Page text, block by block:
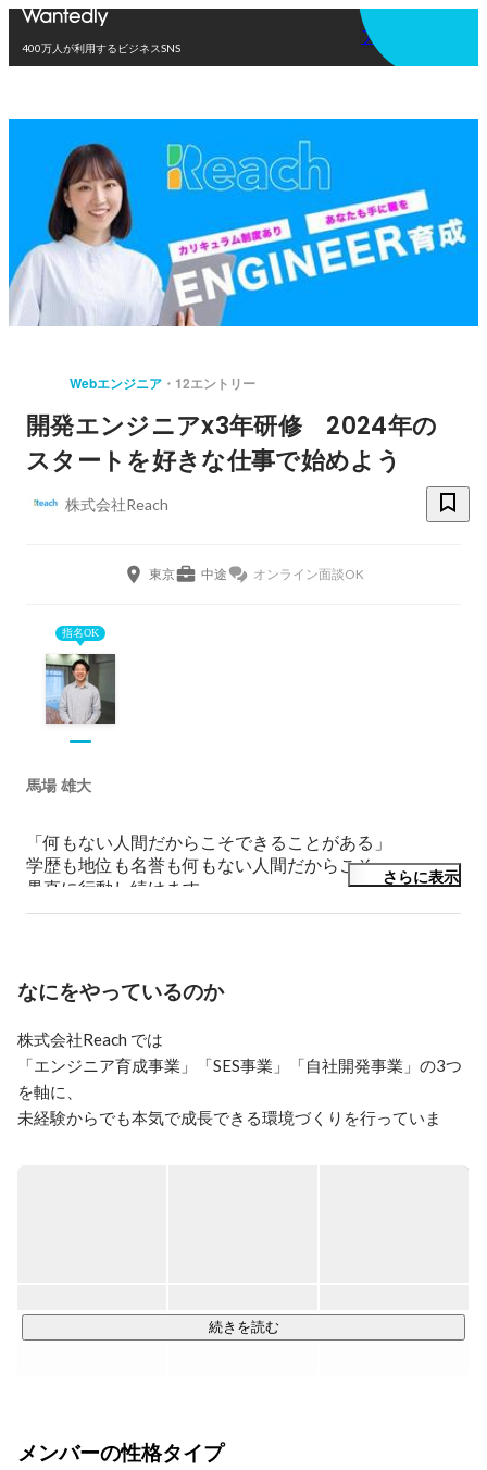
400万人が利用するビジネスSNS
アプリを使う
Webエンジニア 12エントリー
開発エンジニアx3年研修 2024年の
スタートを好きな仕事で始めよう
株式会社Reach
東京 中途 オンライン面談OK
指名OK
馬場 雄大
「何もない人間だからこそできることがある」
学歴も地位も名誉も何もない人間だからこそ、
愚直に行動し続けます。
漫画の主人公のような人生を謳歌できるよう「常に全力
ジメントに関わらせていただいておりました。
ティング経験があることで事実ベースでそれぞれの社員
にあったキャリアの築き方やアドバイスを強みとしてお
ります！
■名前：YUDAI
コロナウイルスの影響を受け、旅行業界の将来性や自身
のキャリアを考えた時に個人で戦える人材を目指さない
2023/10月〜株式会社Reachへジョイン。
さらに表示
なにをやっているのか
株式会社Reach では
「エンジニア育成事業」「SES事業」「自社開発事業」の3つ
を軸に、
未経験からでも本気で成長できる環境づくりを行っていま
入社後は研修からスタート。
トへ参画。
続きを読む
メンバーの性格タイプ